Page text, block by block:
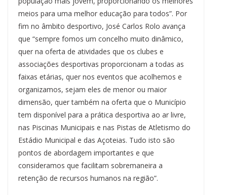
meios para uma melhor educação para todos”. Por
fim no âmbito desportivo, José Carlos Rolo avança
que “sempre fomos um concelho muito dinâmico,
quer na oferta de atividades que os clubes e
associações desportivas proporcionam a todas as
faixas etárias, quer nos eventos que acolhemos e
organizamos, sejam eles de menor ou maior
dimensão, quer também na oferta que o Município
tem disponível para a prática desportiva ao ar livre,
nas Piscinas Municipais e nas Pistas de Atletismo do
Estádio Municipal e das Açoteias. Tudo isto são
pontos de abordagem importantes e que
consideramos que facilitam sobremaneira a
retenção de recursos humanos na região”.